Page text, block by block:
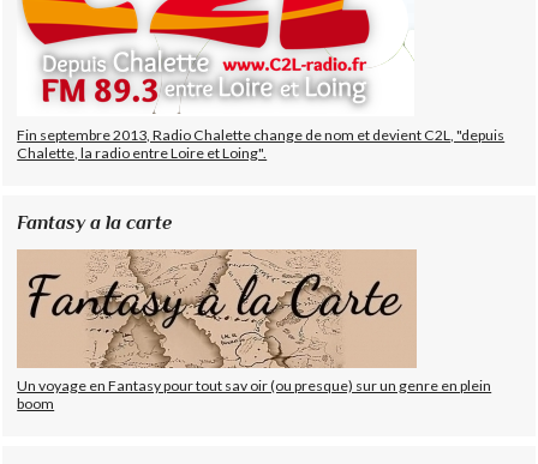
Fin septembre 2013, Radio Chalette change de nom et devient C2L, "depuis
Chalette, la radio entre Loire et Loing".
Fantasy a la carte
Un voyage en Fantasy pour tout sav oir (ou presque) sur un genre en plein
boom